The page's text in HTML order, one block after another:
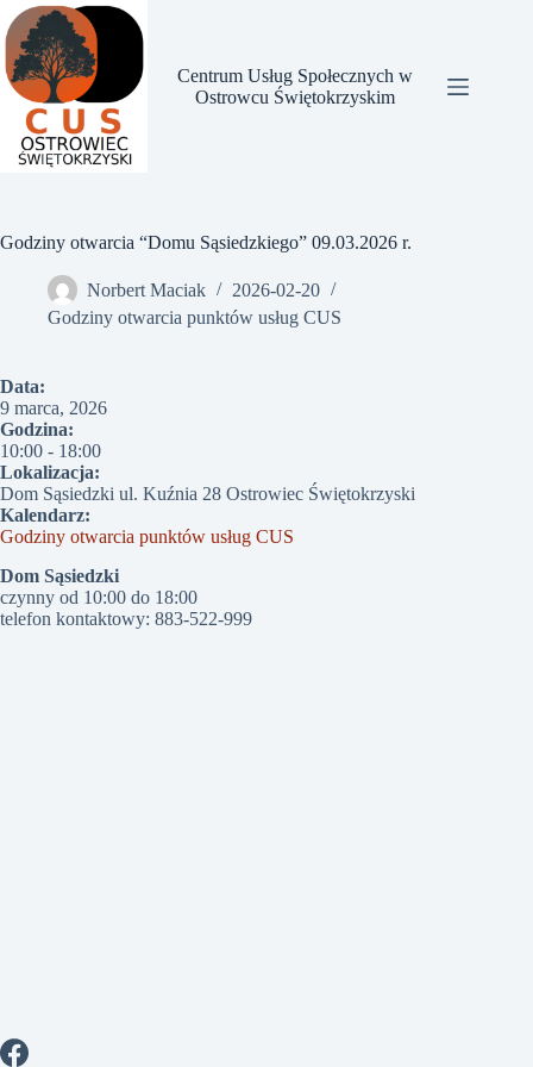
Przejdź
do
treści
Centrum Usług Społecznych w
Ostrowcu Świętokrzyskim
Godziny otwarcia “Domu Sąsiedzkiego” 09.03.2026 r.
Norbert Maciak
2026-02-20
Godziny otwarcia punktów usług CUS
Data:
9 marca, 2026
Godzina:
10:00 - 18:00
Lokalizacja:
Dom Sąsiedzki ul. Kuźnia 28 Ostrowiec Świętokrzyski
Kalendarz:
Godziny otwarcia punktów usług CUS
Dom Sąsiedzki
czynny od 10:00 do 18:00
telefon kontaktowy: 883-522-999